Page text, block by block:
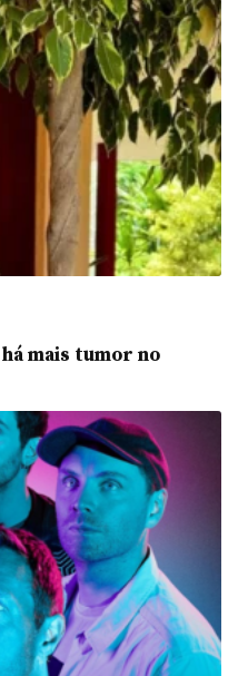
mais tumor no